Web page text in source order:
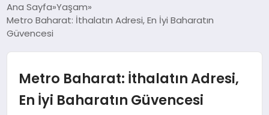
ADANA
GÜNDEM
Ana Sayfa Yaşam
Metro Baharat: İthalatın Adresi, En İyi Baharatın
Güvencesi
Metro Baharat: İthalatın Adresi,
En İyi Baharatın Güvencesi